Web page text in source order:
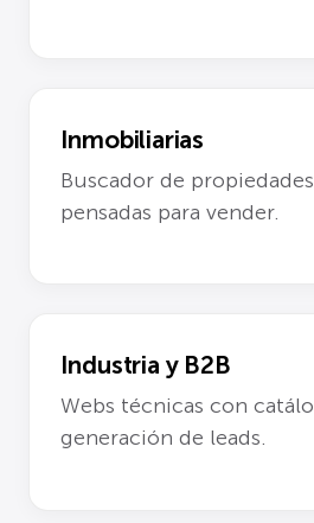
Inmobiliarias
Buscador de
pensadas para vender.
Industria y B2B
Webs técnicas con
generación de leads.